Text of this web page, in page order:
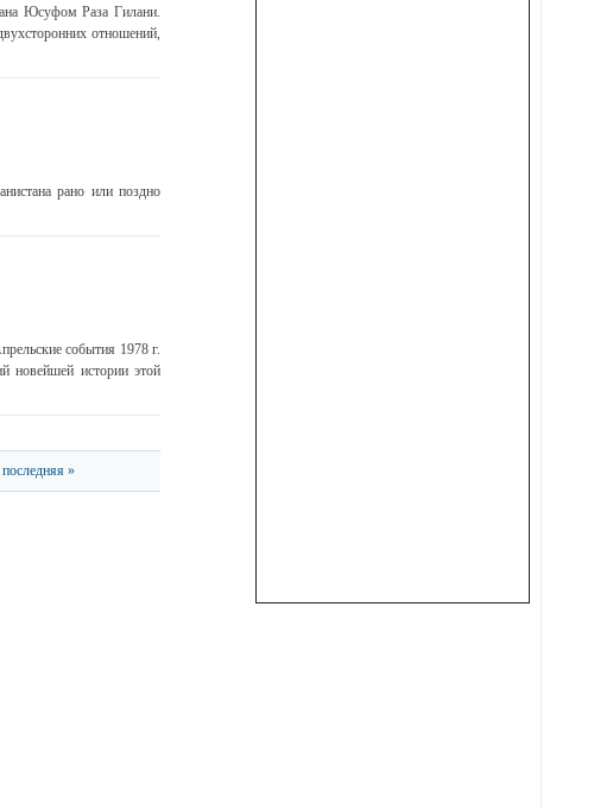
Юсуфом Раза Гилани.
отношений,
рано или поздно
события 1978 г.
новейшей истории этой
последняя »